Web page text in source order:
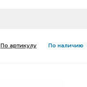
По артикулу По наличию